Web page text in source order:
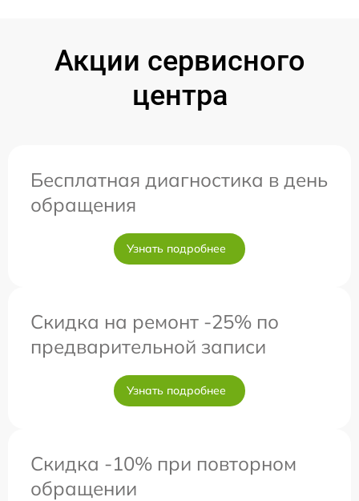
Акции сервисного
центра
Бесплатная диагностика в день
обращения
Узнать подробнее
Скидка на ремонт -25% по
предварительной записи
Узнать подробнее
Скидка -10% при повторном
обращении